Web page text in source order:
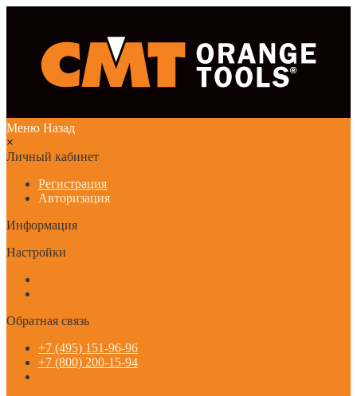
Меню Назад
×
Личный кабинет
Регистрация
Авторизация
Информация
Настройки
Обратная связь
+7 (495) 151-96-96
+7 (800) 200-15-94